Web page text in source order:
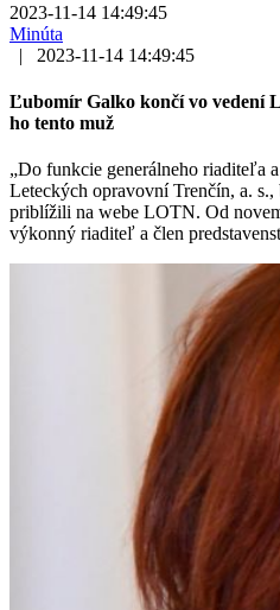
2023-11-14 14:49:45
Minúta
|
2023-11-14 14:49:45
Ľubomír Galko končí vo vedení
ho tento muž
„Do funkcie generálneho riaditeľa
Leteckých opravovní Trenčín, a.
priblížili na webe LOTN. Od
výkonný riaditeľ a člen